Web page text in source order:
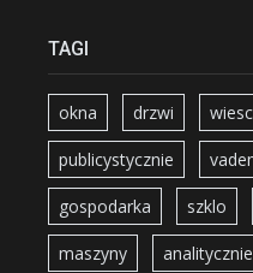
TAGI
okna drzwi
publicystycznie
gospodarka szklo
maszyny analitycznie